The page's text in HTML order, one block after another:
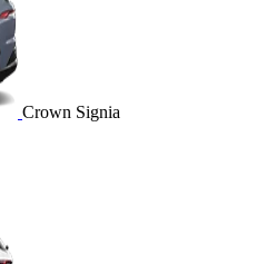
Crown Signia